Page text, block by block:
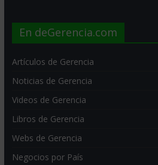
En deGerencia.com
Artículos de Gerencia
Noticias de Gerencia
Videos de Gerencia
Libros de Gerencia
Webs de Gerencia
Negocios por País